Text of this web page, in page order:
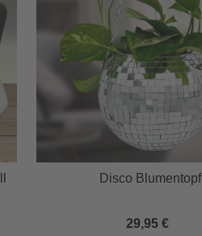
Disco Blumentopf
29,95 €